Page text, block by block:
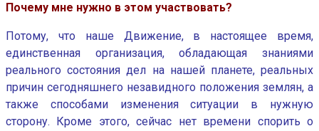
Почему мне нужно в этом участвовать?
Потому, что наше Движение, в настоящее время,
единственная организация, обладающая знаниями
реального состояния дел на нашей планете, реальных
причин сегодняшнего незавидного положения землян, а
также способами изменения ситуации в нужную
сторону. Кроме этого, сейчас нет времени спорить о